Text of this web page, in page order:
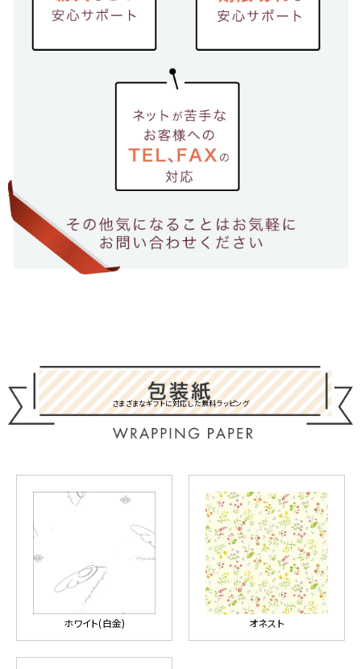
さまざまなギフトに対応した無料ラッピング
ホワイト(白金) オネスト